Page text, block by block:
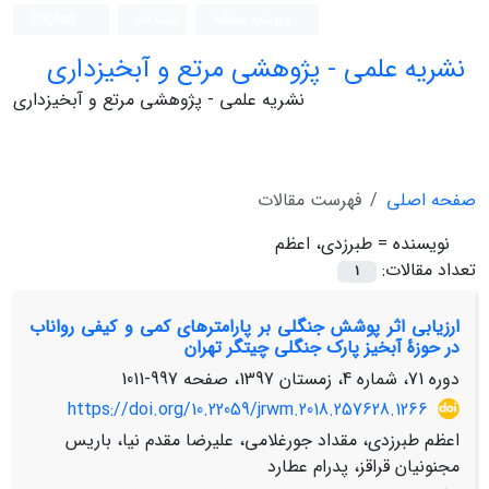
نشریه علمی - پژوهشی مرتع و آبخیزداری
نشریه علمی - پژوهشی مرتع و آبخیزداری
صفحه اصلی
فهرست مقالات
نویسنده = طبرزدی، اعظم
تعداد مقالات:
1
ارزیابی اثر پوشش جنگلی بر پارامترهای کمی و کیفی رواناب
در حوزۀ آبخیز پارک جنگلی چیتگر تهران
دوره 71، شماره 4، زمستان 1397، صفحه
997-1011
https://doi.org/10.22059/jrwm.2018.257628.1266
اعظم طبرزدی، مقداد جورغلامی، علیرضا مقدم نیا، باریس
مجنونیان قراقز، پدرام عطارد